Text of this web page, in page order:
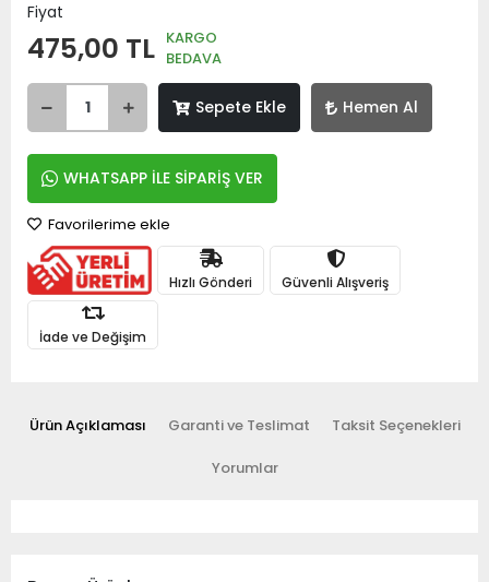
Fiyat
475,00 TL KARGO
BEDAVA
Sepete Ekle Hemen Al
WHATSAPP İLE SİPARİŞ VER
Favorilerime ekle
Hızlı Gönderi Güvenli Alışveriş
İade ve Değişim
Ürün Açıklaması Garanti ve Teslimat Taksit Seçenekleri
Yorumlar